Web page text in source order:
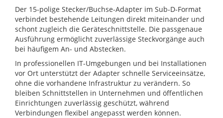
Der 15-polige Stecker/Buchse-Adapter im Sub-D-Format
verbindet bestehende Leitungen direkt miteinander und
schont zugleich die Geräteschnittstelle. Die passgenaue
Ausführung ermöglicht zuverlässige Steckvorgänge auch
bei häufigem An- und Abstecken.
In professionellen IT-Umgebungen und bei Installationen
vor Ort unterstützt der Adapter schnelle Serviceeinsätze,
ohne die vorhandene Infrastruktur zu verändern. So
bleiben Schnittstellen in Unternehmen und öffentlichen
Einrichtungen zuverlässig geschützt, während
Verbindungen flexibel angepasst werden können.